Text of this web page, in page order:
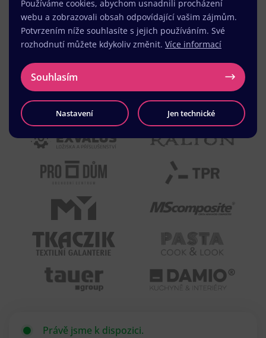
Právě jsme k dispozici.
Používáme cookies, abychom usnadnili procházení
webu a zobrazovali obsah odpovídající vašim zájmům.
Potvrzením níže souhlasíte s jejich používáním. Své
rozhodnutí můžete kdykoliv změnit. Více informací
Souhlasím
Nastavení Jen technické